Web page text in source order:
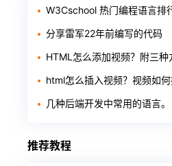
W3Cschool 热门编程语言排行榜
分享雷军22年前编写的代码
HTML怎么添加视频？附三种
html怎么插入视频？视频如
几种后端开发中常用的语言。
推荐教程